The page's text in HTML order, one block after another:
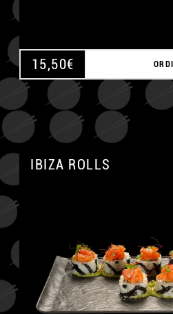
15,50€
IBIZA ROLLS